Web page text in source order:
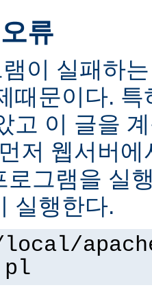
류
이 실패하
때문이다.
고 이 글을
저 웹서버
로그램을 실
실행한다.